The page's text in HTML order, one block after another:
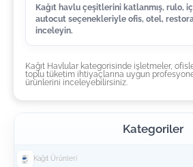
Kağıt havlu çeşitlerini katlanmış, rulo,
autocut seçenekleriyle ofis, otel,
inceleyin.
Kağıt Havlular kategorisinde işletmeler,
toplu tüketim ihtiyaçlarına uygun
ürünlerini inceleyebilirsiniz.
Kategoriler
Kağıt Ürünleri